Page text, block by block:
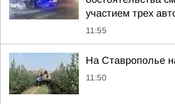
участием трех
11:55
На Ставрополье
11:50